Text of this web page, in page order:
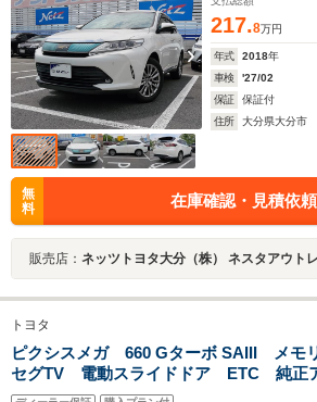
217.8万円
年式 2018年
車検
'27/02
保証
保証付
住所
大分県大分市
無
料
在庫確認・見積依頼
販売店： ネッツトヨタ大分（株） ネスタアウト
トヨタ
ピクシスメガ 660 Gターボ SAIII メモ
セグTV 電動スライドドア ETC 純正